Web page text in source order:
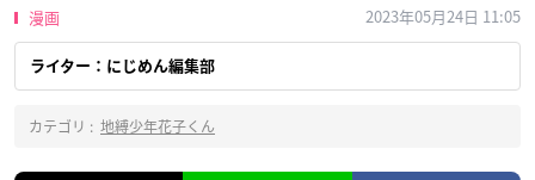
漫画 2023年05月24日 11:05
ライター：にじめん編集部
カテゴリ : 地縛少年花子くん